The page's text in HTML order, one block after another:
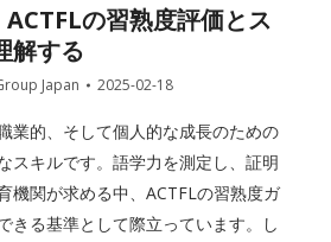
の習熟度評価とス
解する
Japan 2025-02-18
業的、そして個人的な成長のための
スキルです。語学力を測定し、証明
機関が求める中、ACTFLの習熟度ガ
きる基準として際立っています。し